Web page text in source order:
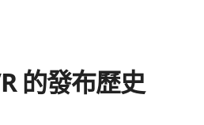
的發布歷史